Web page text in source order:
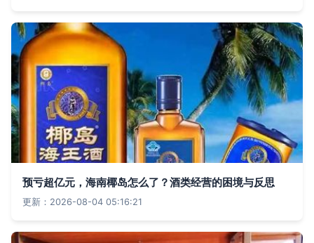
预亏超亿元，海南椰岛怎么了？酒类经营的困境与反思
更新：2026-08-04 05:16:21